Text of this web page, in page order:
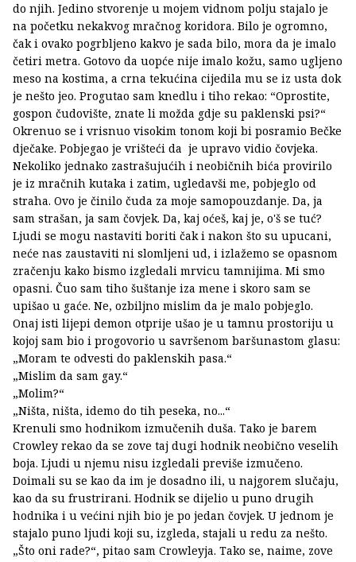
do njih. Jedino stvorenje u mojem vidnom polju stajalo je
na početku nekakvog mračnog koridora. Bilo je ogromno,
čak i ovako pogrbljeno kakvo je sada bilo, mora da je imalo
četiri metra. Gotovo da uopće nije imalo kožu, samo ugljeno
meso na kostima, a crna tekućina cijedila mu se iz usta dok
je nešto jeo. Progutao sam knedlu i tiho rekao: “Oprostite,
gospon čudovište, znate li možda gdje su paklenski psi?“
Okrenuo se i vrisnuo visokim tonom koji bi posramio Bečke
dječake. Pobjegao je vrišteći da je upravo vidio čovjeka.
Nekoliko jednako zastrašujućih i neobičnih bića provirilo
je iz mračnih kutaka i zatim, ugledavši me, pobjeglo od
straha. Ovo je činilo čuda za moje samopouzdanje. Da, ja
sam strašan, ja sam čovjek. Da, kaj oćeš, kaj je, o'š se tuć?
Ljudi se mogu nastaviti boriti čak i nakon što su upucani,
neće nas zaustaviti ni slomljeni ud, i izlažemo se opasnom
zračenju kako bismo izgledali mrvicu tamnijima. Mi smo
opasni. Čuo sam tiho šuštanje iza mene i skoro sam se
upišao u gaće. Ne, ozbiljno mislim da je malo pobjeglo.
Onaj isti lijepi demon otprije ušao je u tamnu prostoriju u
kojoj sam bio i progovorio u savršenom baršunastom glasu:
„Moram te odvesti do paklenskih pasa.“
„Mislim da sam gay.“
„Molim?“
„Ništa, ništa, idemo do tih peseka, no...“
Krenuli smo hodnikom izmučenih duša. Tako je barem
Crowley rekao da se zove taj dugi hodnik neobično veselih
boja. Ljudi u njemu nisu izgledali previše izmučeno.
Doimali su se kao da im je dosadno ili, u najgorem slučaju,
kao da su frustrirani. Hodnik se dijelio u puno drugih
hodnika i u većini njih bio je po jedan čovjek. U jednom je
stajalo puno ljudi koji su, izgleda, stajali u redu za nešto.
„Što oni rade?“, pitao sam Crowleyja. Tako se, naime, zove